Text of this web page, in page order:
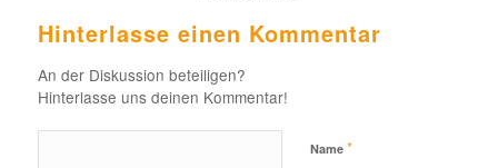
Hinterlasse einen Kommentar
An der Diskussion beteiligen?
Hinterlasse uns deinen Kommentar!
Name *